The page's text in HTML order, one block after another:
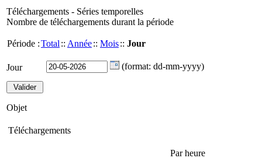
Téléchargements - Séries temporelles
Nombre de téléchargements durant la période
Période :Total :: Année:: Mois:: Jour
Jour (format: dd-mm-yyyy)
Objet
Téléchargements
Par heure